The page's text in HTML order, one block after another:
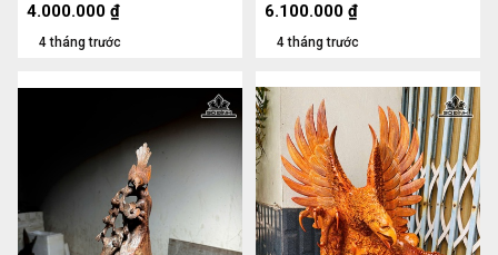
4 tháng trước
4.000.000 ₫
4 tháng trước
6.100.000 ₫